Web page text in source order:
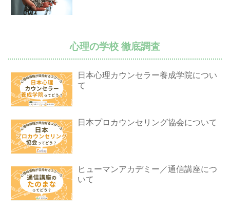
心理の学校 徹底調査
日本心理カウンセラー養成学院につい
て
日本プロカウンセリング協会について
ヒューマンアカデミー／通信講座につ
いて